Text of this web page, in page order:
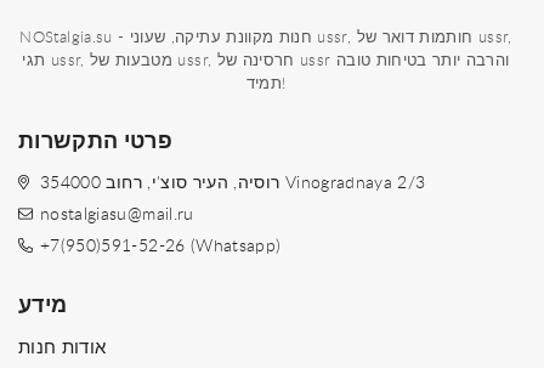
NOStalgia.su - חנות מקוונת עתיקה, שעוני ussr, חותמות דואר של ussr,
תגי ussr, מטבעות של ussr, חרסינה של ussr והרבה יותר בטיחות טובה
תמיד!
פרטי התקשרות
354000 רוסיה, העיר סוצ'י, רחוב Vinogradnaya 2/3
nostalgiasu@mail.ru
+7(950)591-52-26 (Whatsapp)
מידע
אודות חנות